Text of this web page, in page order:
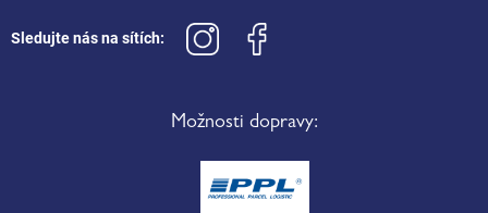
Sledujte nás na sítích:
Možnosti dopravy: